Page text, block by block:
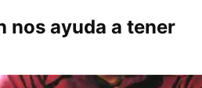
nos ayuda a tener